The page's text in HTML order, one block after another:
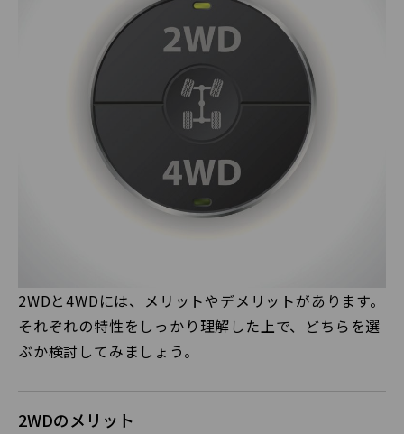
2WDと4WDには、メリットやデメリットがあります。
それぞれの特性をしっかり理解した上で、どちらを選
ぶか検討してみましょう。
2WDのメリット